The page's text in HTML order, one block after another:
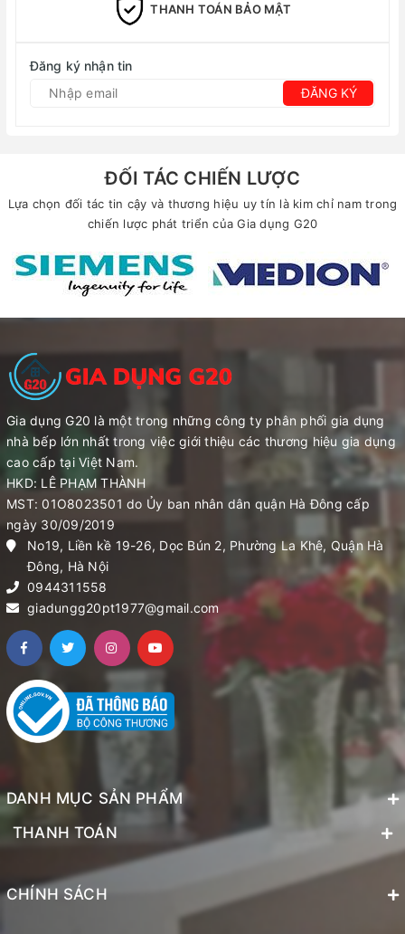
THANH TOÁN BẢO MẬT
Đăng ký nhận tin
ĐĂNG KÝ
ĐỐI TÁC CHIẾN LƯỢC
Lựa chọn đối tác tin cậy và thương hiệu uy tín là kim chỉ nam trong
chiến lược phát triển của Gia dụng G20
Gia dụng G20 là một trong những công ty phân phối gia dụng
nhà bếp lớn nhất trong việc giới thiệu các thương hiệu gia dụng
cao cấp tại Việt Nam.
HKD: LÊ PHẠM THÀNH
MST: 01O8023501 do Ủy ban nhân dân quận Hà Đông cấp
ngày 30/09/2019
No19, Liền kề 19-26, Dọc Bún 2, Phường La Khê, Quận Hà
Đông, Hà Nội
0944311558
giadungg20pt1977@gmail.com
DANH MỤC SẢN PHẨM
THANH TOÁN
CHÍNH SÁCH